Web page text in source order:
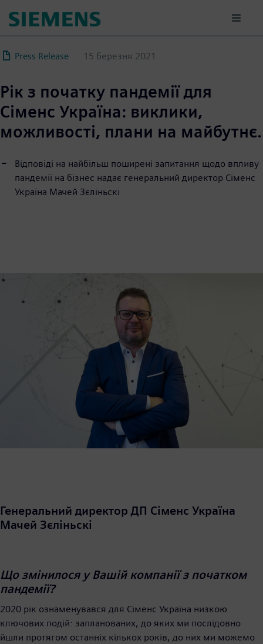
до
вмісту
Press Release 15 березня 2021
Рік з початку пандемії для
Сіменс Україна: виклики,
можливості, плани на майбутнє.
Відповіді на найбільш поширені запитання щодо впливу
пандемії на бізнес надає генеральний директор Сіменс
Україна Мачей Зєліньскі
Генеральний директор ДП Сіменс Україна
Мачей Зєліньскі
Що змінилося у Вашій компанії з початком
пандемії?
2020 рік ознаменувався для Сіменс Україна низкою
ключових подій: запланованих, до яких ми послідовно
йшли протягом останніх кількох років, до них ми можемо